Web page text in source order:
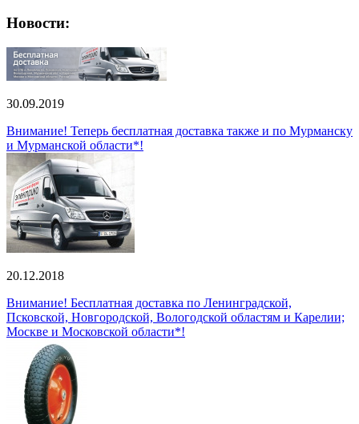
Новости:
30.09.2019
Внимание! Теперь бесплатная доставка также и по Мурманску
и Мурманской области*!
20.12.2018
Внимание! Бесплатная доставка по Ленинградской,
Псковской, Новгородской, Вологодской областям и Карелии;
Москве и Московской области*!